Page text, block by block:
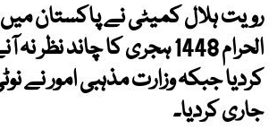
رویت ہلال کمیٹی نے پاکستان
الحرام 1448 ہجری کا چاند نظر
کردیا جبکہ وزارت مذہبی امور نے
جاری کردیا۔